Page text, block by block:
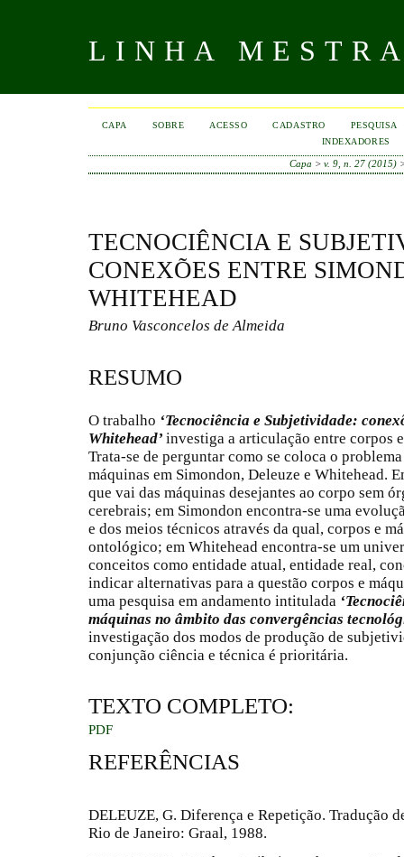
LINHA
CAPA SOBRE ACESSO CADASTRO
PESQUISA
INDEXADORES
Capa >v. 9, n. 27 (2015)
TECNOCIÊNCIA E
CONEXÕES ENTRE
WHITEHEAD
Bruno Vasconcelos de Almeida
RESUMO
O trabalho ‘Tecnociência e Subjetividade:
Whitehead’ investiga a articulação entre corpos
Trata-se de perguntar como se coloca o
máquinas em Simondon, Deleuze e Whitehead.
que vai das máquinas desejantes ao corpo sem
cerebrais; em Simondon encontra-se uma
e dos meios técnicos através da qual, corpos e
ontológico; em Whitehead encontra-se um
conceitos como entidade atual, entidade real,
indicar alternativas para a questão corpos e
uma pesquisa em andamento intitulada
máquinas no âmbito das convergências
investigação dos modos de produção de
conjunção ciência e técnica é prioritária.
TEXTO COMPLETO:
PDF
REFERÊNCIAS
DELEUZE, G. Diferença e Repetição. Tradução
Rio de Janeiro: Graal, 1988.